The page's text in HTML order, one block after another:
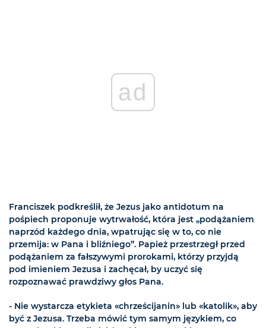
ad
Franciszek podkreślił, że Jezus jako antidotum na
pośpiech proponuje wytrwałość, która jest „podążaniem
naprzód każdego dnia, wpatrując się w to, co nie
przemija: w Pana i bliźniego”. Papież przestrzegł przed
podążaniem za fałszywymi prorokami, którzy przyjdą
pod imieniem Jezusa i zachęcał, by uczyć się
rozpoznawać prawdziwy głos Pana.
- Nie wystarcza etykieta «chrześcijanin» lub «katolik», aby
być z Jezusa. Trzeba mówić tym samym językiem, co